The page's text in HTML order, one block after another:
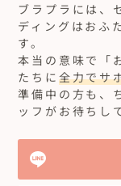
ブラプラには、
ディングはおふ
す。
本当の意味で「
たちに 全力でサ
準備中の方も、
ッフがお待ちし